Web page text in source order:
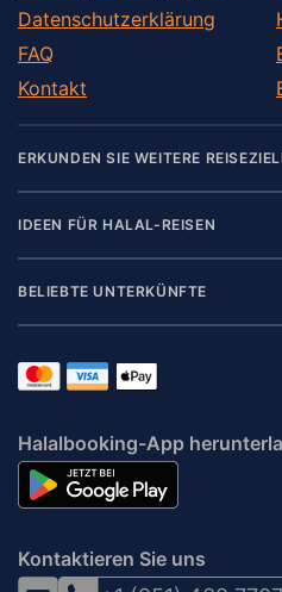
Datenschutzerklärung
FAQ
Kontakt
ERKUNDEN SIE WEITERE
IDEEN FÜR HALAL-REISEN
BELIEBTE UNTERKÜNFTE
Halalbooking-App
Kontaktieren Sie uns